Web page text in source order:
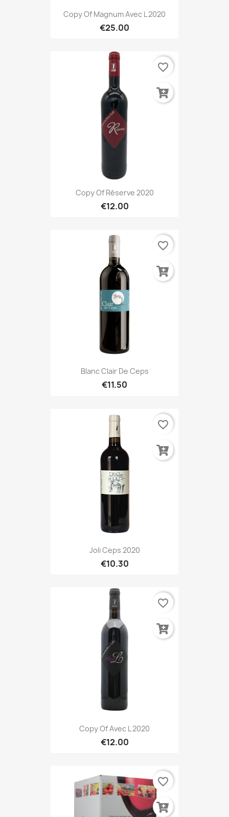
Copy Of Magnum Avec L 2020
€25.00
Copy Of Réserve 2020
€12.00
favorite_border
Blanc Clair De Ceps
€11.50
favorite_border
Joli Ceps 2020
€10.30
favorite_border
Copy Of Avec L 2020
€12.00
favorite_border
favorite_border